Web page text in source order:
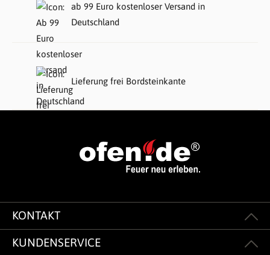
ab 99 Euro kostenloser Versand in
Deutschland
Lieferung frei Bordsteinkante
KONTAKT
KUNDENSERVICE